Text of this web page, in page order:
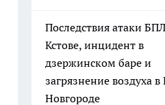
Последствия атаки
Кстове, инцидент в
дзержинском баре и
загрязнение воздуха
Новгороде